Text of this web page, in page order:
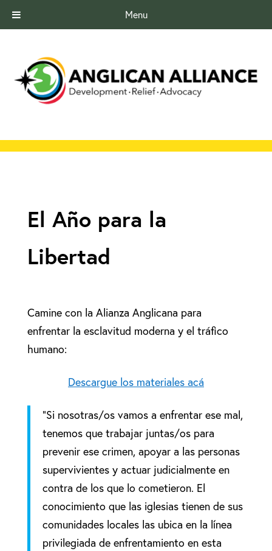
Menu
El Año para la
Libertad
Camine con la Alianza Anglicana para
enfrentar la esclavitud moderna y el tráfico
humano:
Descargue los materiales acá
“Si nosotras/os vamos a enfrentar ese mal,
tenemos que trabajar juntas/os para
prevenir ese crimen, apoyar a las personas
supervivientes y actuar judicialmente en
contra de los que lo cometieron. El
conocimiento que las iglesias tienen de sus
comunidades locales las ubica en la línea
privilegiada de enfrentamiento en esta